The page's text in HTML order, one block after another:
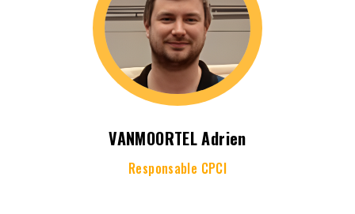
VANMOORTEL Adrien
Responsable CPCI